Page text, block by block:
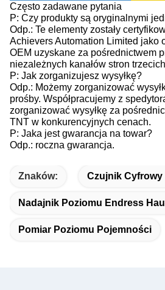
Często zadawane pytania
P: Czy produkty są oryginalnymi
Odp.: Te elementy zostały
Achievers Automation Limited jako
OEM uzyskane za pośrednictwem
niezależnych kanałów stron
P: Jak zorganizujesz wysyłkę?
Odp.: Możemy zorganizować
prośby. Współpracujemy z
zorganizować wysyłkę za
TNT w konkurencyjnych cenach.
P: Jaka jest gwarancja na towar?
Odp.: roczna gwarancja.
Znaków: Czujnik Cyfrowy
Nadajnik Poziomu Endress
Pomiar Poziomu Pojemności